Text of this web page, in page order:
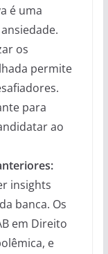
é uma
os
permite
para
ao
insights
banca. Os
em Direito
e